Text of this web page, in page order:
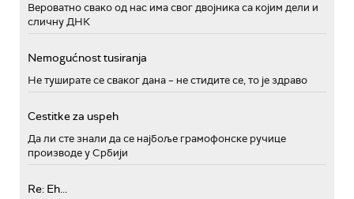
Вероватно свако од нас има свог двојника са којим дели и
сличну ДНК
Nemogućnost tusiranja
Не туширате се сваког дана – не стидите се, то је здраво
Cestitke za uspeh
Да ли сте знали да се најбоље грамофонске ручице
производе у Србији
Re: Eh...